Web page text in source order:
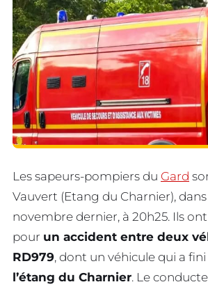
Les sapeurs-pompiers du Gard
Vauvert (Etang du Charnier),
novembre dernier, à 20h25. Ils
pour un accident entre deux
RD979, dont un véhicule qui a
l’étang du Charnier. Le